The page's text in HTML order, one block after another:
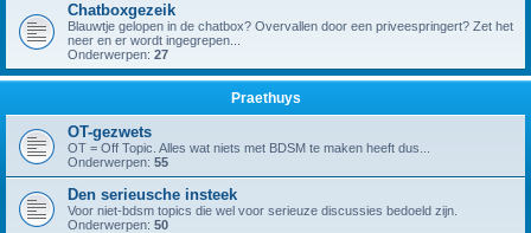
Chatboxgezeik
Blauwtje gelopen in de chatbox? Overvallen door een priveespringert? Zet het
neer en er wordt ingegrepen...
Onderwerpen: 27
Praethuys
OT-gezwets
OT = Off Topic. Alles wat niets met BDSM te maken heeft dus...
Onderwerpen: 55
Den serieusche insteek
Voor niet-bdsm topics die wel voor serieuze discussies bedoeld zijn.
Onderwerpen: 50